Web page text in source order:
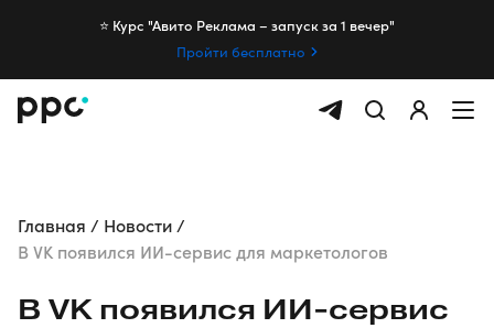
⭐️ Курс "Авито Реклама – запуск за 1 вечер"
Пройти бесплатно
Главная
Новости
В VK появился ИИ-сервис для маркетологов
В VK появился ИИ-сервис